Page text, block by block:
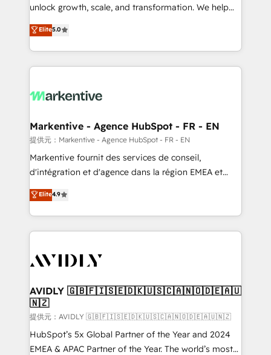
データ移行と活用設計まで。 ▸ AEO対応：ChatGPT・
ンツとサイト構造を最適化。 🏆 なぜ100incを選ぶの
か？ ✓ HubSpot Eliteパートナー認定 ✓ HubSpotアワ
ード受賞・HUGリーダー ✓ ISO27001:2022 /
HubSpot大百科 出版 CRM・AI活用に関するご相談、現
せください。
accreditations and deep HIPAA-compliance
expertise. - A team of 250+ experts dedicated to
your resilient growth.
unlock growth, scale, and transformation. We help
companies activate HubSpot’s AI-powered
customer platform and operationalize HubSpot’s
Loop Marketing framework through expert-led
services, smart agents, and purpose-built apps,
results, fast. ⚙️CRM & RevOps: Align all Hubs to your
🎯Demand Gen & ABM: Drive pipeline with inbound,
ABM, AEO, SEO, & paid media. 👩‍💻Web Design:
Build high-performing websites with UX, messaging,
& conversion strategy that drive results. 🤖AI
AI, & maximize AEO with tailored AI services. 🧩
Integrations: Extend HubSpot with custom
Elite5.0
Markentive - Agence HubSpot - FR - EN
提供元：Markentive - Agence HubSpot - FR - EN
Markentive fournit des services de conseil,
d'intégration et d'agence dans la région EMEA et
North America. Avec plus de 115 experts en
marketing automation, Growth, Revops, CRM et
webdesign. Markentive is both a consulting firm, a
digital agency and an integrator. With over 115
CRM and webdesign (We focus on EMEA - USA
Elite4.9
AVIDLY 🇬🇧🇫🇮🇸🇪🇩🇰🇺🇸🇨🇦🇳🇴🇩🇪🇦🇺
🇳🇿
提供元：AVIDLY 🇬🇧🇫🇮🇸🇪🇩🇰🇺🇸🇨🇦🇳🇴🇩🇪🇦🇺🇳🇿
HubSpot’s 5x Global Partner of the Year and 2024
EMEA & APAC Partner of the Year. The world’s most